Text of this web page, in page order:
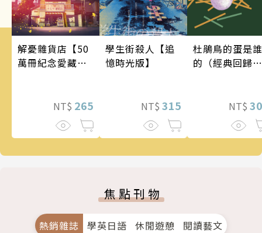
解憂雜貨店【50
萬冊紀念愛藏
NT$ 265
學生街殺人【追
憶時光版】
NT$ 315
杜鵑鳥的蛋是誰
的（經典回歸
NT$
焦點刊物
熱銷雜誌 學英日語 休閒遊憩 閱讀藝文